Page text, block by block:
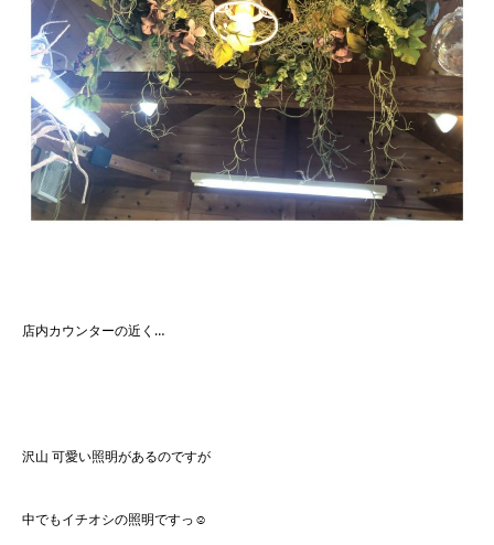
店内カウンターの近く…
沢山 可愛い照明があるのですが
中でもイチオシの照明ですっ☺︎